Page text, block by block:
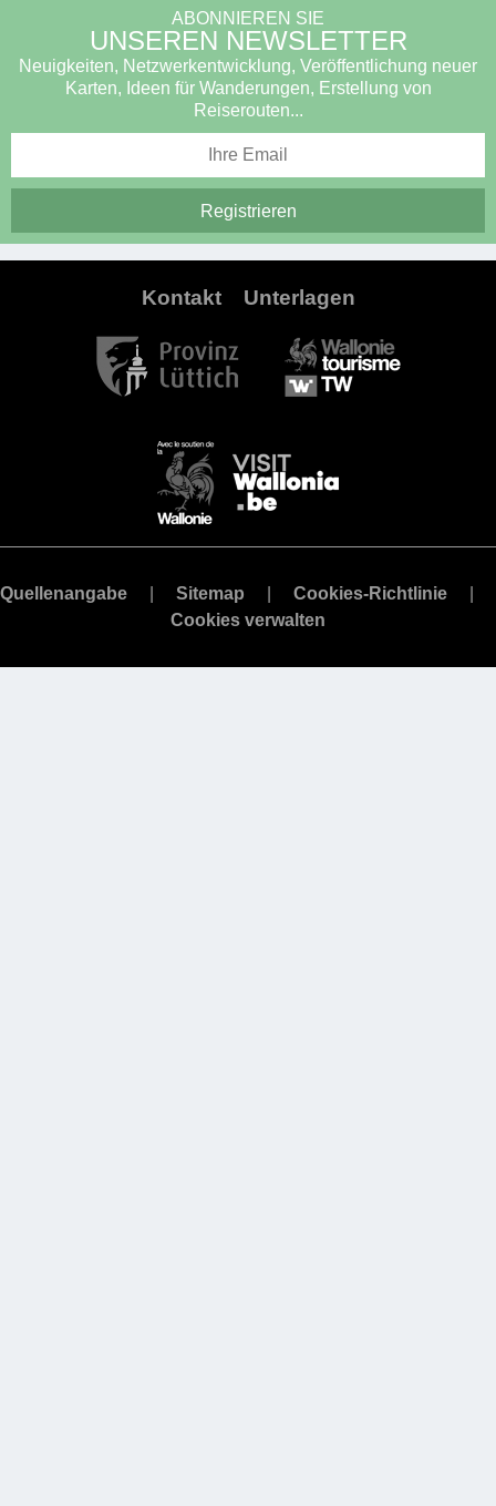
ABONNIEREN SIE
UNSEREN NEWSLETTER
Neuigkeiten, Netzwerkentwicklung, Veröffentlichung neuer
Karten, Ideen für Wanderungen, Erstellung von
Reiserouten...
Kontakt Unterlagen
Quellenangabe Sitemap
Cookies-Richtlinie
Cookies verwalten